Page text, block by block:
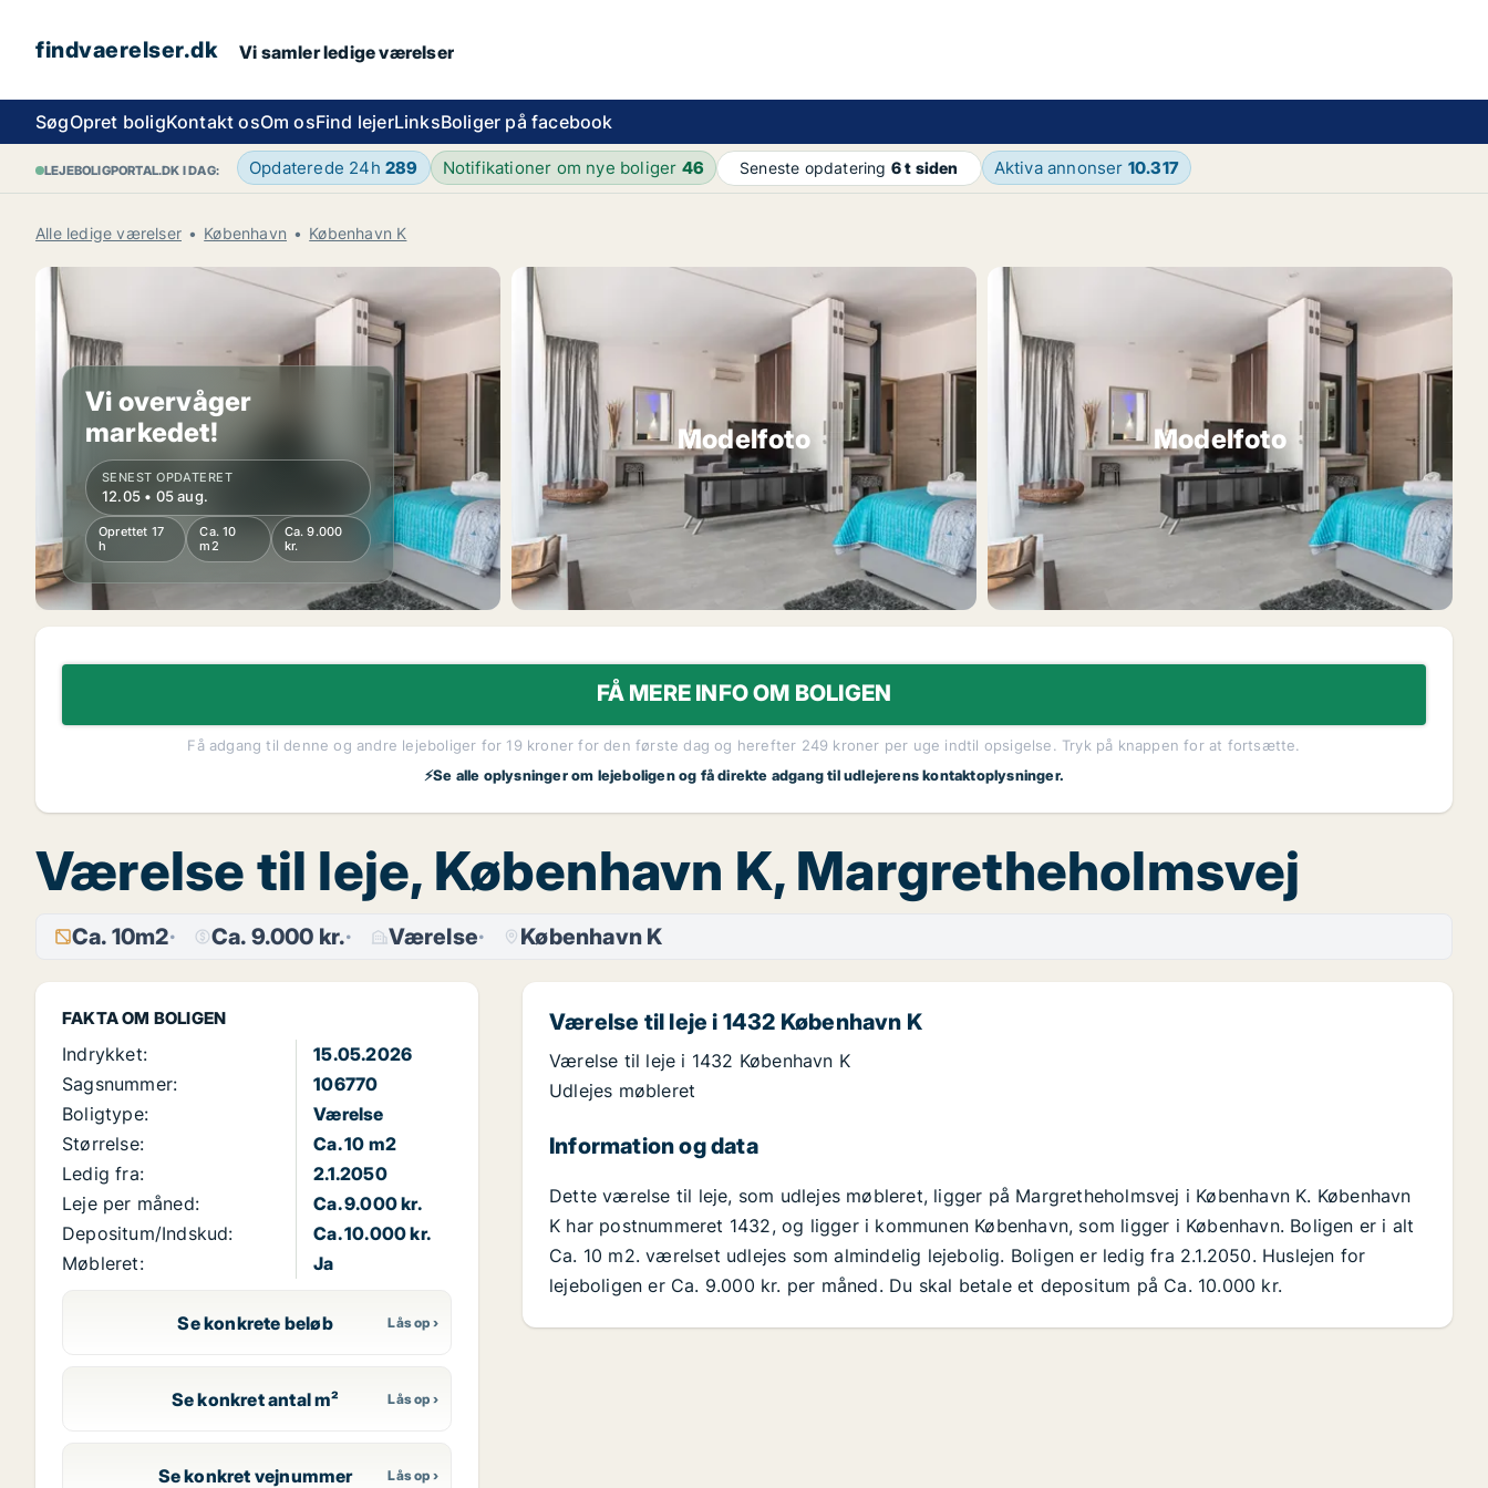
findvaerelser.dk Vi samler ledige værelser
SøgOpret boligKontakt osOm osFind lejerLinksBoliger på facebook
LEJEBOLIGPORTAL.DK I DAG: Opdaterede 24h 289 Notifikationer om nye boliger 46 Seneste opdatering 6 t siden Aktiva annonser 10.317
Alle ledige værelser København København K
Vi overvåger
markedet!
SENEST OPDATERET
12.05 • 05 aug.
Oprettet 17
h
Ca. 10
m2
Ca. 9.000
kr.
Modelfoto Modelfoto
FÅ MERE INFO OM BOLIGEN
Få adgang til denne og andre lejeboliger for 19 kroner for den første dag og herefter 249 kroner per uge indtil opsigelse. Tryk på knappen for at fortsætte.
⚡Se alle oplysninger om lejeboligen og få direkte adgang til udlejerens kontaktoplysninger.
Værelse til leje, København K, Margretheholmsvej
Ca. 10m2 Ca. 9.000 kr. Værelse København K
FAKTA OM BOLIGEN
Indrykket:
15.05.2026
Sagsnummer:
106770
Boligtype:
Værelse
Størrelse:
Ca. 10 m2
Ledig fra:
2.1.2050
Leje per måned:
Ca. 9.000 kr.
Depositum/Indskud:
Ca. 10.000 kr.
Møbleret:
Ja
Se konkrete beløb
Se konkret antal m²
Se konkret vejnummer
Værelse til leje i 1432 København K
Værelse til leje i 1432 København K
Udlejes møbleret
Information og data
Dette værelse til leje, som udlejes møbleret, ligger på Margretheholmsvej i København K. København
K har postnummeret 1432, og ligger i kommunen København, som ligger i København. Boligen er i alt
Ca. 10 m2. værelset udlejes som almindelig lejebolig. Boligen er ledig fra 2.1.2050. Huslejen for
lejeboligen er Ca. 9.000 kr. per måned. Du skal betale et depositum på Ca. 10.000 kr.